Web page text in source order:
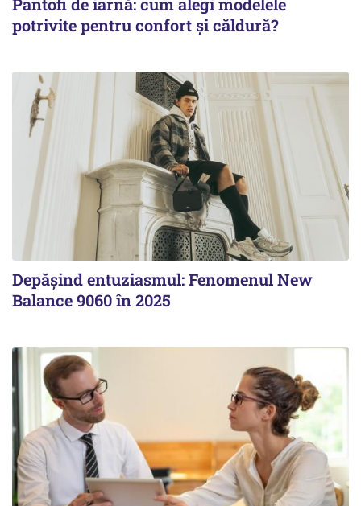
potrivite pentru confort și căldură?
Depășind entuziasmul: Fenomenul New
Balance 9060 în 2025